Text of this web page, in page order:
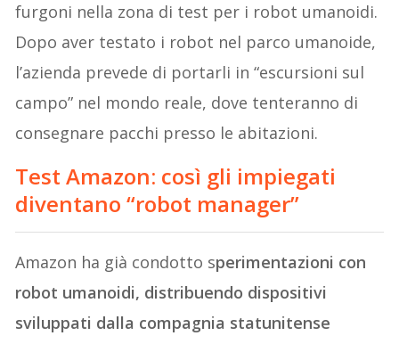
furgoni nella zona di test per i robot umanoidi.
Dopo aver testato i robot nel parco umanoide,
l’azienda prevede di portarli in “escursioni sul
campo” nel mondo reale, dove tenteranno di
consegnare pacchi presso le abitazioni.
Test Amazon: così gli impiegati
diventano “robot manager”
Amazon ha già condotto sperimentazioni con
robot umanoidi, distribuendo dispositivi
sviluppati dalla compagnia statunitense